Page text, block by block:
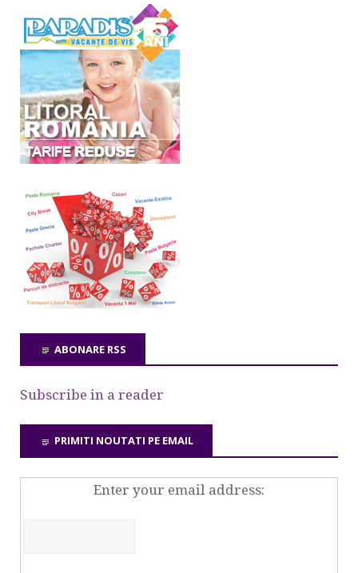
ABONARE RSS
Subscribe in a reader
PRIMITI NOUTATI PE EMAIL
Enter your email address: